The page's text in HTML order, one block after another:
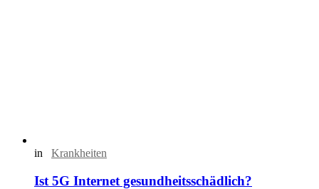
in Krankheiten
Ist 5G Internet gesundheitsschädlich?